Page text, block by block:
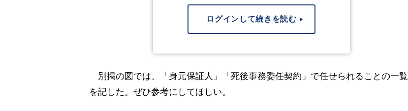
ログインして続きを読む
別掲の図では、「身元保証人」「死後事務委任契約」で任せられることの一覧
を記した。ぜひ参考にしてほしい。